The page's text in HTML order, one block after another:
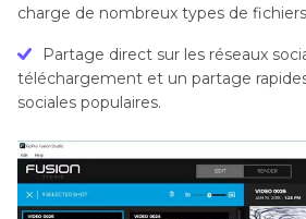
charge de nombreux types de
Partage direct sur les réseaux
téléchargement et un partage
sociales populaires.